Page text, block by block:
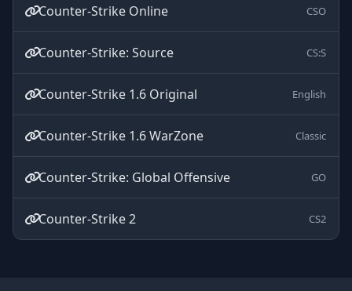
Counter-Strike Online CSO
Counter-Strike: Source CS:S
Counter-Strike 1.6 Original English
Counter-Strike 1.6 WarZone Classic
Counter-Strike: Global Offensive GO
Counter-Strike 2 CS2